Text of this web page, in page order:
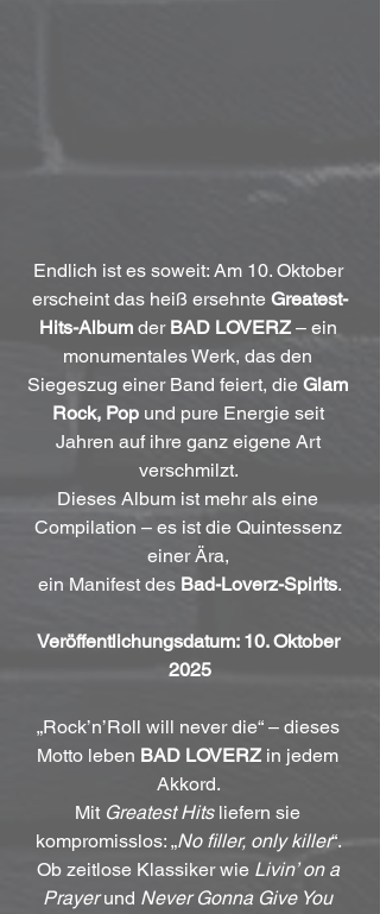
Endlich ist es soweit: Am 10. Oktober
erscheint das heiß ersehnte Greatest-
Hits-Album der BAD LOVERZ – ein
monumentales Werk, das den
Siegeszug einer Band feiert, die Glam
Rock, Pop und pure Energie seit
Jahren auf ihre ganz eigene Art
verschmilzt.
Dieses Album ist mehr als eine
Compilation – es ist die Quintessenz
einer Ära,
ein Manifest des Bad-Loverz-Spirits.
Veröffentlichungsdatum: 10. Oktober
2025
„Rock’n’Roll will never die“ – dieses
Motto leben BAD LOVERZ in jedem
Akkord.
Mit Greatest Hits liefern sie
kompromisslos: „No filler, only killer“.
Ob zeitlose Klassiker wie Livin’ on a
Prayer und Never Gonna Give You